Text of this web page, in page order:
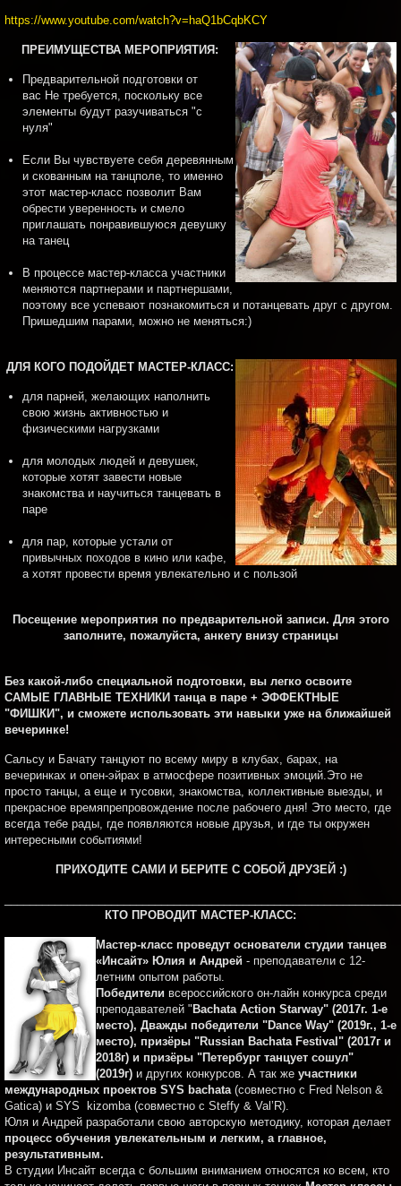
https://www.youtube.com/watch?v=haQ1bCqbKCY
ПРЕИМУЩЕСТВА МЕРОПРИЯТИЯ:
Предварительной подготовки от
вас Не требуется, поскольку все
элементы будут разучиваться "с
нуля"
Если Вы чувствуете себя деревянным
и скованным на танцполе, то именно
этот мастер-класс позволит Вам
обрести уверенность и смело
приглашать понравившуюся девушку
на танец
В процессе мастер-класса участники
меняются партнерами и партнершами,
поэтому все успевают познакомиться и потанцевать друг с другом.
Пришедшим парами, можно не меняться:)
ДЛЯ КОГО ПОДОЙДЕТ МАСТЕР-КЛАСС:
для парней, желающих наполнить
свою жизнь активностью и
физическими нагрузками
для молодых людей и девушек,
которые хотят завести новые
знакомства и научиться танцевать в
паре
для пар, которые устали от
привычных походов в кино или кафе,
а хотят провести время увлекательно и с пользой
Посещение мероприятия по предварительной записи. Для этого
заполните, пожалуйста, анкету внизу страницы
Без какой-либо специальной подготовки, вы легко освоите
САМЫЕ ГЛАВНЫЕ ТЕХНИКИ танца в паре + ЭФФЕКТНЫЕ
"ФИШКИ", и сможете использовать эти навыки уже на ближайшей
вечеринке!
Сальсу и Бачату танцуют по всему миру в клубах, барах, на
вечеринках и опен-эйрах в атмосфере позитивных эмоций.Это не
просто танцы, а еще и тусовки, знакомства, коллективные выезды, и
прекрасное времяпрепровождение после рабочего дня! Это место, где
всегда тебе рады, где появляются новые друзья, и где ты окружен
интересными событиями!
ПРИХОДИТЕ САМИ И БЕРИТЕ С СОБОЙ ДРУЗЕЙ :)
КТО ПРОВОДИТ МАСТЕР-КЛАСС:
Мастер-класс проведут основатели студии танцев
«Инсайт» Юлия и Андрей - преподаватели с 12-
летним опытом работы.
Победители всероссийского он-лайн конкурса среди
преподавателей " Bachata Action Starway" (2017г. 1-е
место), Дважды победители "Dance Way" (2019г., 1-е
место), призёры "Russian Bachata Festival" (2017г и
2018г) и призёры "Петербург танцует сошул"
(2019г) и других конкурсов. А так же участники
международных проектов SYS bachata(совместно с Fred Nelson &
Gatica) и SYS kizomba (совместно с Steffy & Val’R).
Юля и Андрей разработали свою авторскую методику, которая делает
процесс обучения увлекательным и легким, а главное,
результативным.
В студии Инсайт всегда с большим вниманием относятся ко всем, кто